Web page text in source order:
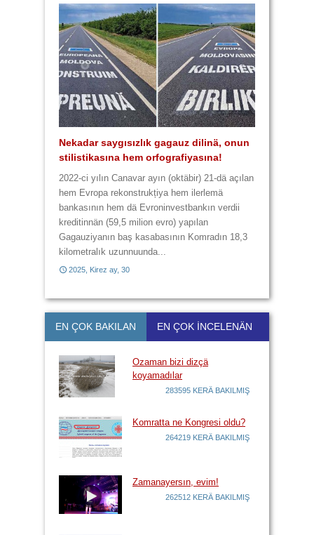
Nekadar saygısızlık gagauz dilinä, onun
stilistikasına hem orfografiyasına!
2022-ci yılın Canavar ayın (oktäbir) 21-dä açılan
hem Evropa rekonstrukțiya hem ilerlemä
bankasının hem dä Evroninvestbankın verdii
kreditinnän (59,5 milion evro) yapılan
Gagauziyanın baş kasabasının Komradın 18,3
kilometralık uzunnuunda...
2025, Kirez ay, 30
Zavalı Gagauz Dilimiz! Hem zaametä,
hem da harcanan paraya yazık!
2017, Kirez ay, 21
Kulturasız kultura
2014, Çiçek ay, 28
Yannışlıklar karma karışık
2014, Baba Marta, 29
4 lafta 9 yannışlık var
Üç lafta 6 yannışlık
2014, Büük ay, 11
EN ÇOK BAKILAN EN ÇOK İNCELENÄN
Ozaman bizi dizçä
koyamadılar
283595 KERÄ BAKILMIŞ
Komratta ne Kongresi oldu?
264219 KERÄ BAKILMIŞ
Zamanayersın, evim!
262512 KERÄ BAKILMIŞ